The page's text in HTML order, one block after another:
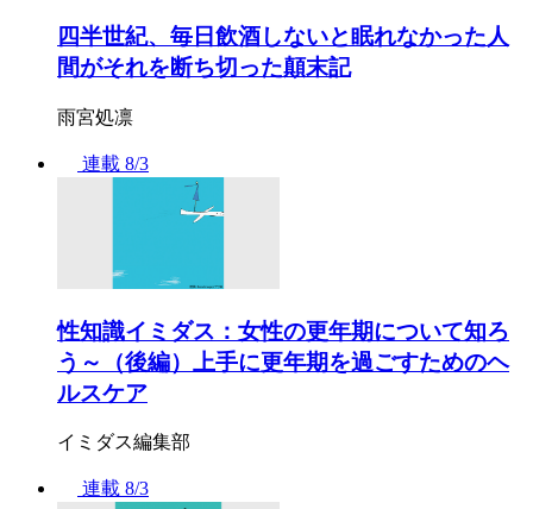
四半世紀、毎日飲酒しないと眠れなかった人
間がそれを断ち切った顛末記
雨宮処凛
連載 8/3
性知識イミダス：女性の更年期について知ろ
う～（後編）上手に更年期を過ごすためのヘ
ルスケア
イミダス編集部
連載 8/3